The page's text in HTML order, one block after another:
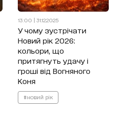
13:00 | 31.12.2025
У чому зустрічати
Новий рік 2026:
кольори, що
притягнуть удачу і
гроші від Вогняного
Коня
#новий рік